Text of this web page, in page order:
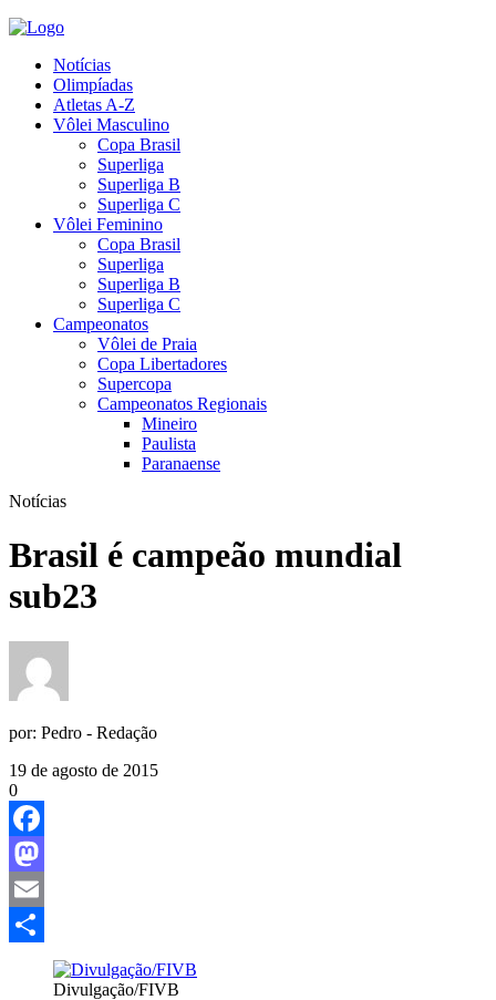
Notícias
Olimpíadas
Atletas A-Z
Vôlei Masculino
Copa Brasil
Superliga
Superliga B
Superliga C
Vôlei Feminino
Copa Brasil
Superliga
Superliga B
Superliga C
Campeonatos
Vôlei de Praia
Copa Libertadores
Supercopa
Campeonatos Regionais
Mineiro
Paulista
Paranaense
Notícias
Brasil é campeão mundial
sub23
por: Pedro - Redação
19 de agosto de 2015
0
Facebook
Mastodon
Email
Divulgação/FIVB